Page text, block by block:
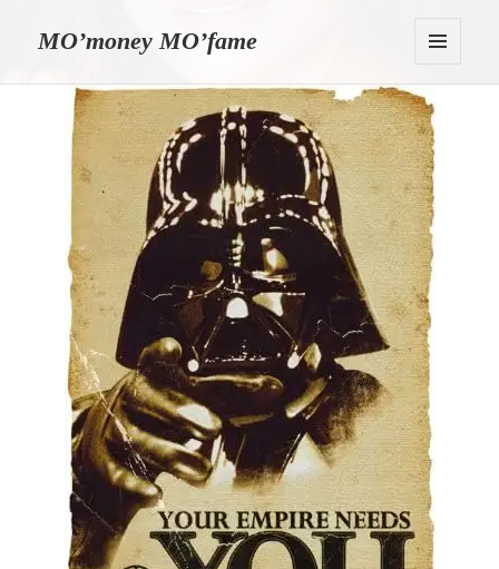
MO’money MO’fame
I
WIDGETY